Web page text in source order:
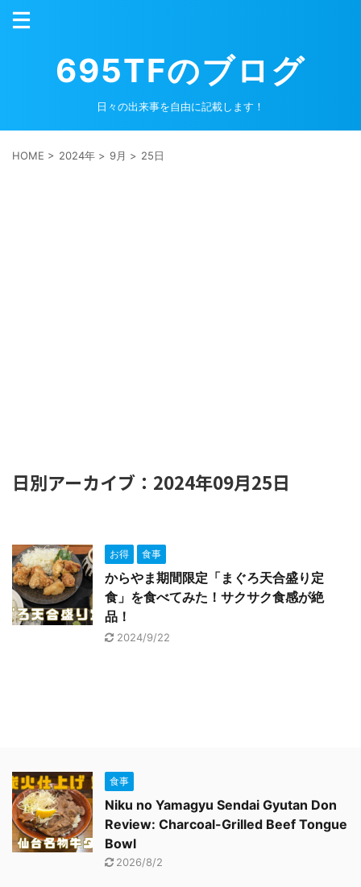
695TFのブログ
日々の出来事を自由に記載します！
HOME > 2024年 > 9月 > 25日
日別アーカイブ：2024年09月25日
お得 食事
からやま期間限定「まぐろ天合盛り定
食」を食べてみた！サクサク食感が絶
品！
2024/9/22
食事
Niku no Yamagyu Sendai Gyutan Don
Review: Charcoal-Grilled Beef Tongue
Bowl
2026/8/2